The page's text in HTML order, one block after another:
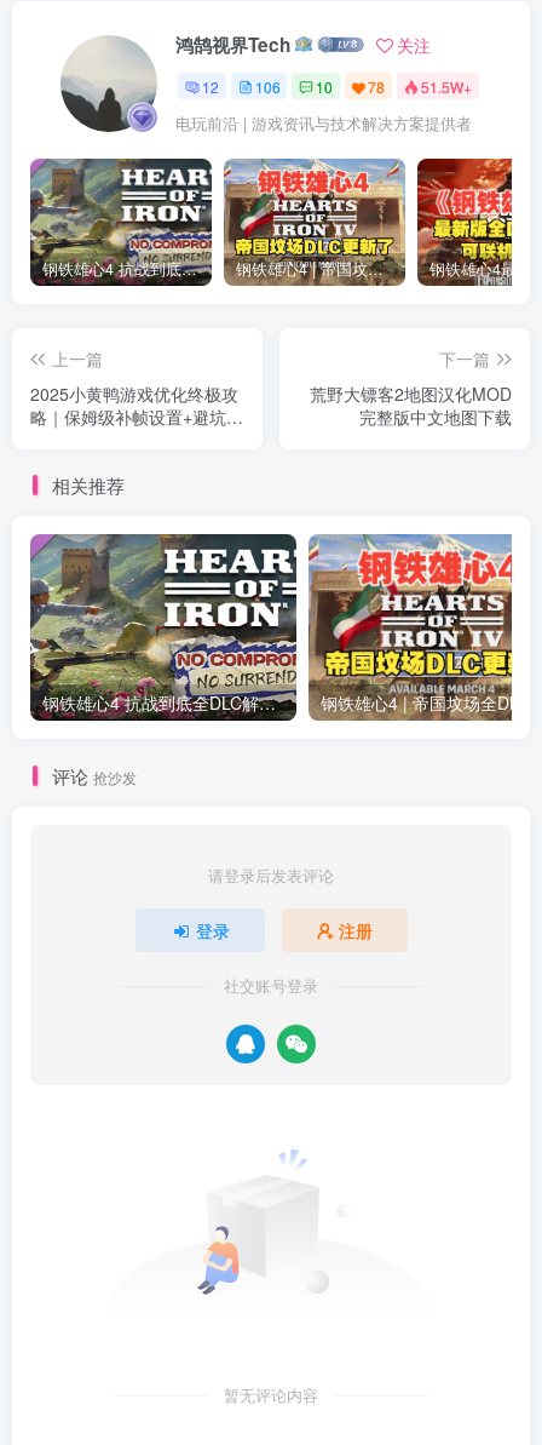
鸿鹄视界Tech 关注
12 106 10 78 51.5W+
电玩前沿 | 游戏资讯与技术解决方案提供者
钢铁雄心4 抗战到底全DLC解锁补丁免费分享 1.17最新版2025 钢铁雄心4 | 帝国坟场全DLC解锁补丁免费下载_1.16最新版2025
上一篇
2025小黄鸭游戏优化终极攻
略｜保姆级补帧设置+避坑指
下一篇
荒野大镖客2地图汉化MOD
完整版中文地图下载
相关推荐
钢铁雄心4 抗战到底全DLC解锁补丁免费分享 1.17最新版2025
评论 抢沙发
请登录后发表评论
登录 注册
社交账号登录
暂无评论内容